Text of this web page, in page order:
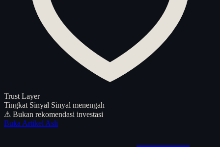
Trust Layer
Tingkat Sinyal Sinyal menengah
⚠ Bukan rekomendasi investasi
Buka Artikel Asli